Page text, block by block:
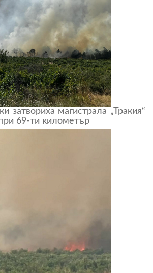
затвориха магистрала „Тракия“
69-ти километър